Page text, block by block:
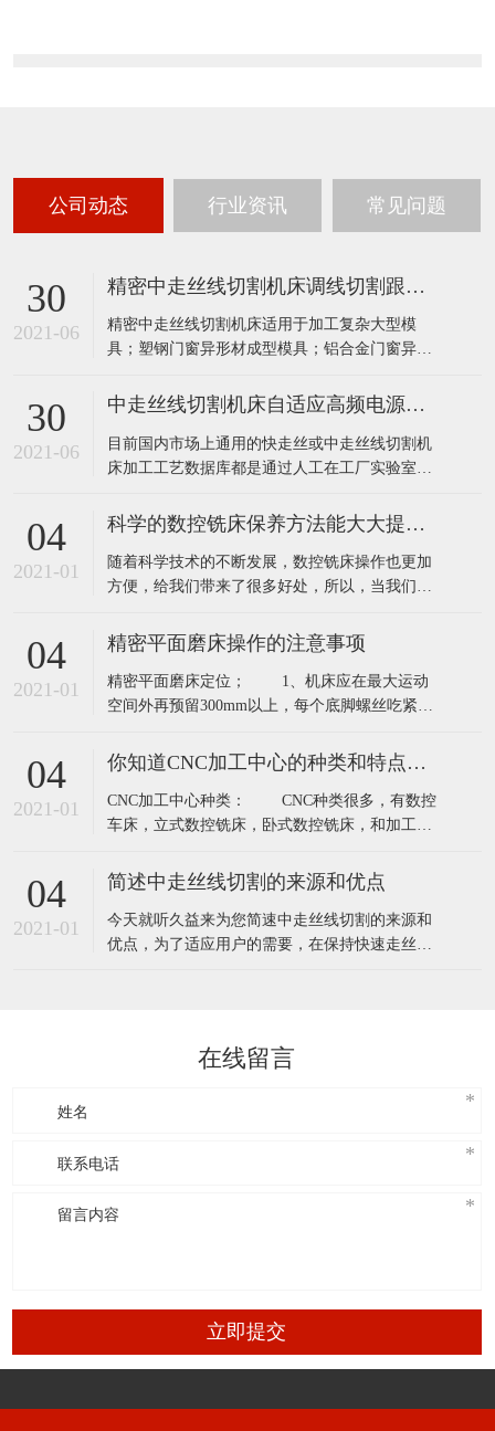
公司动态 行业资讯 常见问题
30
2021-06
精密中走丝线切割机床调线切割跟踪速度的调节原则
精密中走丝线切割机床适用于加工复杂大型模
具；塑钢门窗异形材成型模具；铝合金门窗异形
型模具；塑钢门窗机顶流道模具；斜齿轮及上下
密中走丝线切割机床多线切割是通过缠绕在主轴
上的金刚线高速往复运动，将半导体等硬脆材料
30
2021-06
中走丝线切割机床自适应高频电源系统
目前国内市场上通用的快走丝或中走丝线切割机
床加工工艺数据库都是通过人工在工厂实验室试
工过程是静态的，所以加工过程放电参数是不能
根据材料厚度变化而实时自动调节控制的。最终
影响加工件精度和切割面粗糙度。​中走丝线切割
机床加工模具或零件时，一部分加工工件的厚
04
2021-01
科学的数控铣床保养方法能大大提高其使用寿命
随着科学技术的不断发展，数控铣床操作也更加
方便，给我们带来了很多好处，所以，当我们用
养，和每个季度，维护应每年进行，但是应该如
何开始，这是我们面临的最大的问题，下面就来
了解一下我们技术人员的讲解吧！ 一、月与季度
的维修保养： 1.检查各润滑油管要畅通无
04
2021-01
精密平面磨床操作的注意事项
精密平面磨床定位； 1、机床应在最大运动
空间外再预留300mm以上，每个底脚螺丝吃紧，
2、每三个月检察，调整工作台面水平，吃紧每个
底脚螺丝。 精密平面磨床砂轮； 1、所选砂
轮须能承受周转速2000m/min以上。 2、禁止
使用有破
04
2021-01
你知道CNC加工中心的种类和特点吗？
CNC加工中心种类： CNC种类很多，有数控
车床，立式数控铣床，卧式数控铣床，和加工中
和FANUC系统、三菱系统、海德汉、罗德斯等 特
点： CNC加工中心特点 1、二线一硬CNC加
工中心X，Y，Z三轴行程:1000×600×600
04
2021-01
简述中走丝线切割的来源和优点
今天就听久益来为您简速中走丝线切割的来源和
优点，为了适应用户的需要，在保持快速走丝线
中走丝线切割机。它的机型跟快走丝相比，更具
在线留言
立即提交